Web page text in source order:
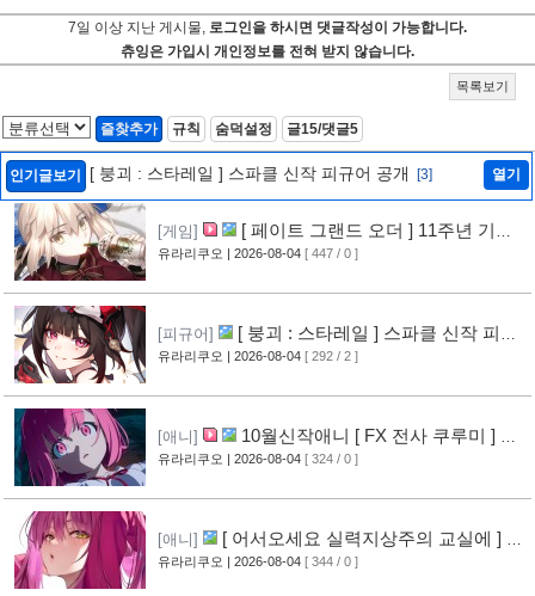
7일 이상 지난 게시물, 로그인을 하시면 댓글작성이 가능합니다.
츄잉은 가입시 개인정보를 전혀 받지 않습니다.
목록보기
즐찾추가 규칙 숨덕설정 글15/댓글5
인기글보기 [ 붕괴 : 스타레일 ] 스파클 신작 피규어 공개 [3] 열기
[게임]
[ 페이트 그랜드 오더 ] 11주년 기념
영상 공개
[6]
유라리쿠오 | 2026-08-04 [ 447 / 0 ]
[피규어]
[ 붕괴 : 스타레일 ] 스파클 신작 피규
어 공개
[3]
유라리쿠오 | 2026-08-04 [ 292 / 2 ]
[애니]
10월신작애니 [ FX 전사 쿠루미 ] PV
영상 공개
[5]
유라리쿠오 | 2026-08-04 [ 324 / 0 ]
[애니]
[ 어서오세요 실력지상주의 교실에 ] 블
루레이 VOL.2 표지 공개 [6]
유라리쿠오 | 2026-08-04 [ 344 / 0 ]